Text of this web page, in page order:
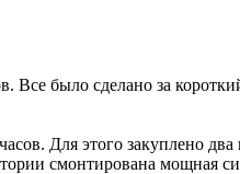
Все было сделано за
Для этого закуплено
смонтирована мощная